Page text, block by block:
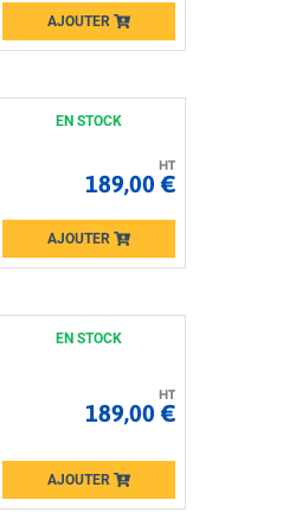
AJOUTER
Loading...
EN STOCK
HT
189,00 €
AJOUTER
Loading...
EN STOCK
HT
189,00 €
AJOUTER
Loading...